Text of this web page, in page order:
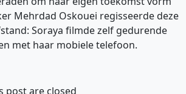
Mehrdad Oskouei regisseerde deze
Soraya filmde zelf gedurende
met haar mobiele telefoon.
post are closed